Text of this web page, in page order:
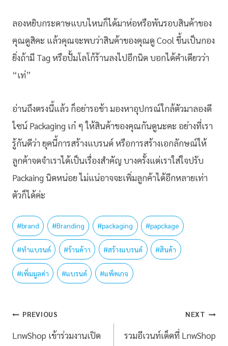
ลองหยิบกระดาษแบบไหนก็ได้มาห่อหรือพันรอบสินค้าของ
คุณดูสิคะ แล้วคุณจะพบว่าสินค้าของคุณดู Cool ขึ้นเป็นกอง
ยิ่งถ้ามี Tag หรือปั้มโลโก้ร้านลงไปอีกนิด บอกได้คำเดียวว่า
“เท่”
อ่านถึงตรงนี้แล้ว ก็อย่ารอช้า มองหาอุปกรณ์ใกล้ตัวมาลองดี
ไซน์ Packaging เก๋ ๆ ให้สินค้าของคุณกันดูนะคะ อย่างที่เรา
รู้กันดีว่า ยุคนี้การสร้างแบรนด์ หรือการสร้างเอกลักษณ์ให้
ลูกค้าจดจำเราได้เป็นเรื่องสำคัญ บางครั้งแต่เราใส่ใจปรับ
Packaing นิดหน่อย ไม่แน่อาจจะเพิ่มลูกค้าได้อีกหลายเท่า
ตัวก็ได้ค่ะ
#brand #Branding #packaging #papckage
#ทำแบรนด์ #ร้านค้าา #สร้างแบรนด์ #สินค้า
#เพิ่มมูลค่า #แบรนด์ #แพ็คเกจ
PREVIOUS
LnwShop เข้าร่วมงานเปิด
NEXT
รวมอีเวนท์เด็ดที่ LnwShop